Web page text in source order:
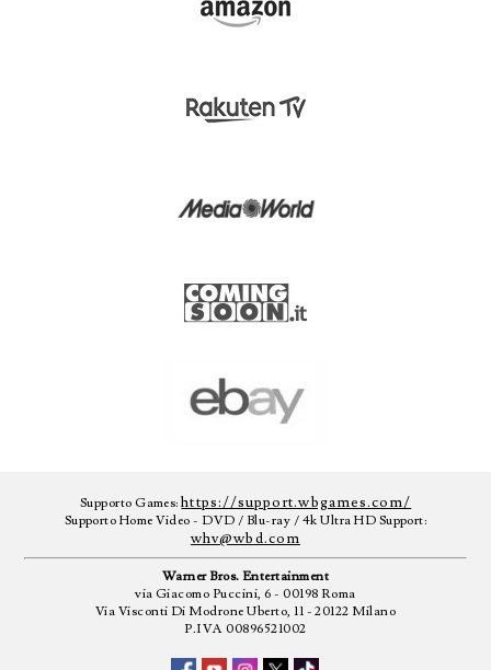
Supporto Games:https://support.wbgames.com/
Supporto Home Video - DVD / Blu-ray / 4k Ultra HD Support:
whv@wbd.com
Warner Bros. Entertainment
via Giacomo Puccini, 6 - 00198 Roma
Via Visconti Di Modrone Uberto, 11 - 20122 Milano
P.IVA 00896521002